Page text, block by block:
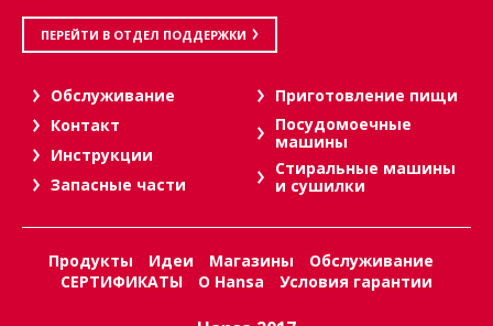
ПЕРЕЙТИ В ОТДЕЛ ПОДДЕРЖКИ
Oбслуживание
Контакт
Инструкции
Запасные части
Приготовление пищи
Посудомоечные
машины
Стиральные машины
и сушилки
Продукты Идеи Магазины
Обслуживание
СЕРТИФИКАТЫ
О Hansa Условия гарантии